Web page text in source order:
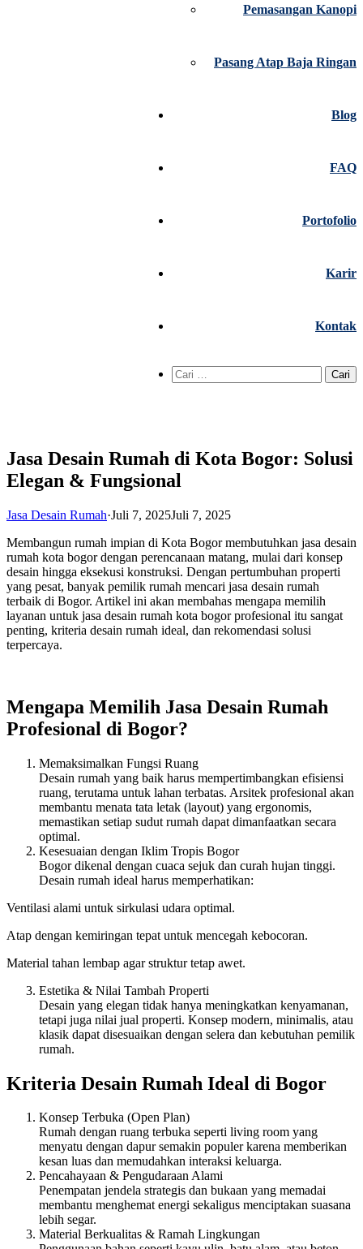
Pemasangan Kanopi
Pasang Atap Baja Ringan
Blog
FAQ
Portofolio
Karir
Kontak
Cari
untuk:
Jasa Desain Rumah di Kota Bogor: Solusi
Elegan & Fungsional
Jasa Desain Rumah·Juli 7, 2025Juli 7, 2025
Membangun rumah impian di Kota Bogor membutuhkan jasa desain
rumah kota bogor dengan perencanaan matang, mulai dari konsep
desain hingga eksekusi konstruksi. Dengan pertumbuhan properti
yang pesat, banyak pemilik rumah mencari jasa desain rumah
terbaik di Bogor. Artikel ini akan membahas mengapa memilih
layanan untuk jasa desain rumah kota bogor profesional itu sangat
penting, kriteria desain rumah ideal, dan rekomendasi solusi
terpercaya.
Mengapa Memilih Jasa Desain Rumah
Profesional di Bogor?
Memaksimalkan Fungsi Ruang
Desain rumah yang baik harus mempertimbangkan efisiensi
ruang, terutama untuk lahan terbatas. Arsitek profesional akan
membantu menata tata letak (layout) yang ergonomis,
memastikan setiap sudut rumah dapat dimanfaatkan secara
optimal.
Kesesuaian dengan Iklim Tropis Bogor
Bogor dikenal dengan cuaca sejuk dan curah hujan tinggi.
Desain rumah ideal harus memperhatikan:
Ventilasi alami untuk sirkulasi udara optimal.
Atap dengan kemiringan tepat untuk mencegah kebocoran.
Material tahan lembap agar struktur tetap awet.
Estetika & Nilai Tambah Properti
Desain yang elegan tidak hanya meningkatkan kenyamanan,
tetapi juga nilai jual properti. Konsep modern, minimalis, atau
klasik dapat disesuaikan dengan selera dan kebutuhan pemilik
rumah.
Kriteria Desain Rumah Ideal di Bogor
Konsep Terbuka (Open Plan)
Rumah dengan ruang terbuka seperti living room yang
menyatu dengan dapur semakin populer karena memberikan
kesan luas dan memudahkan interaksi keluarga.
Pencahayaan & Pengudaraan Alami
Penempatan jendela strategis dan bukaan yang memadai
membantu menghemat energi sekaligus menciptakan suasana
lebih segar.
Material Berkualitas & Ramah Lingkungan